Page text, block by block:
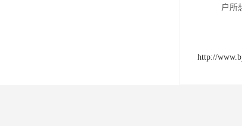
户所
http://